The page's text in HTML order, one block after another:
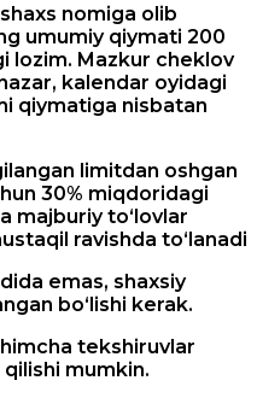
nomiga olib
umumiy qiymati 200
lozim. Mazkur cheklov
kalendar oyidagi
qiymatiga nisbatan
limitdan oshgan
30% miqdoridagi
majburiy to‘lovlar
ravishda to‘lanadi
emas, shaxsiy
bo‘lishi kerak.
tekshiruvlar
mumkin.